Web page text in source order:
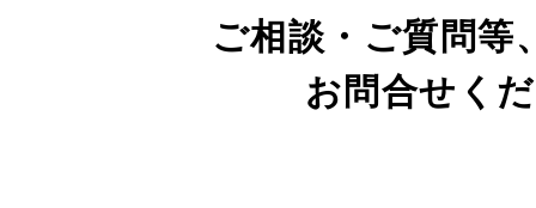
ご相談・ご質問等
お問合せく